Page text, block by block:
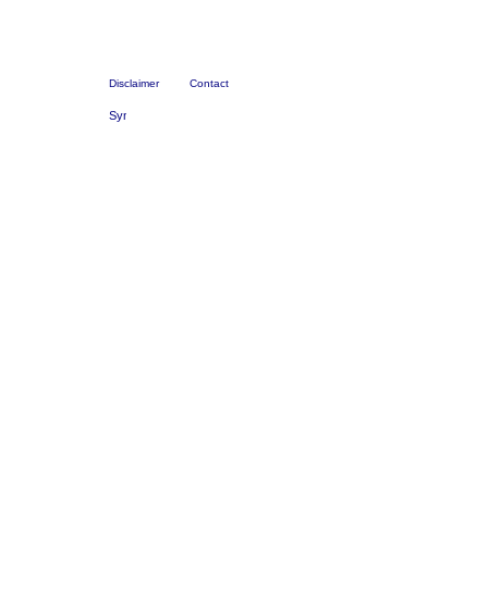
Disclaimer Contact